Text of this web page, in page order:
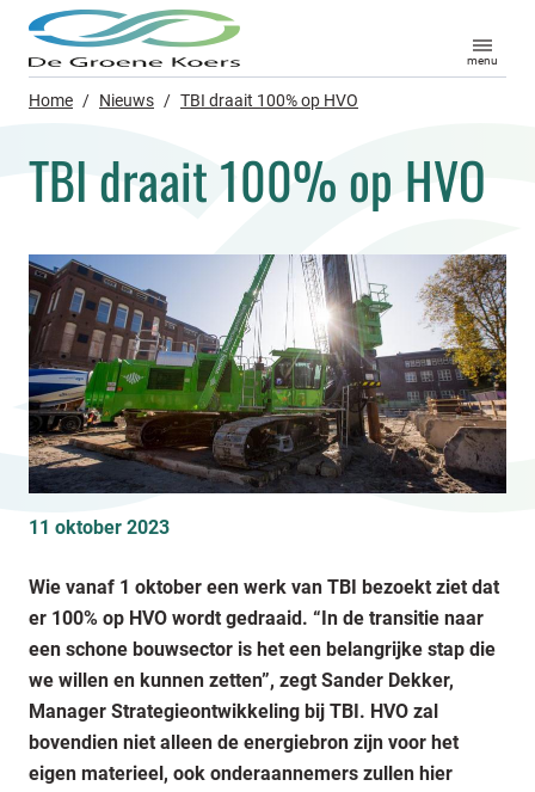
menu
Home / Nieuws / TBI draait 100% op HVO
TBI draait 100% op HVO
11 oktober 2023
Wie vanaf 1 oktober een werk van TBI bezoekt ziet dat
er 100% op HVO wordt gedraaid. “In de transitie naar
een schone bouwsector is het een belangrijke stap die
we willen en kunnen zetten”, zegt Sander Dekker,
Manager Strategieontwikkeling bij TBI. HVO zal
bovendien niet alleen de energiebron zijn voor het
eigen materieel, ook onderaannemers zullen hier